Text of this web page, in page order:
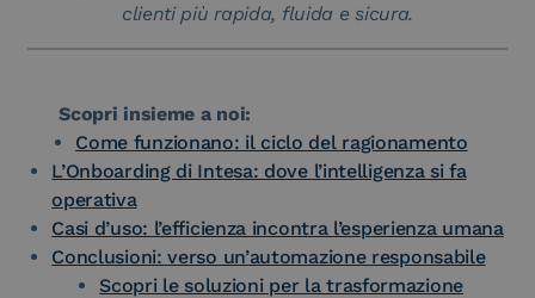
clienti più rapida, fluida e sicura.
Scopri insieme a noi:
Come funzionano: il ciclo del ragionamento
L’Onboarding di Intesa: dove l’intelligenza si fa
operativa
Casi d’uso: l’efficienza incontra l’esperienza umana
Conclusioni: verso un’automazione responsabile
Scopri le soluzioni per la trasformazione